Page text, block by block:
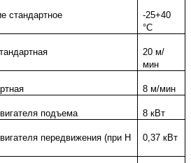
стандартное
-25+40
°С
20 м/
мин
8 м/мин
подъема 8 кВт
передвижения (при H
0,37 кВт